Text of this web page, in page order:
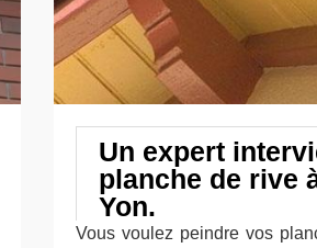
Un expert
planche de rive
Yon.
Vous voulez peindre vos